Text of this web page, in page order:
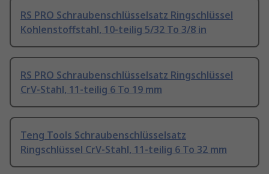
RS PRO Schraubenschlüsselsatz Ringschlüssel
Kohlenstoffstahl, 10-teilig 5/32 To 3/8 in
RS PRO Schraubenschlüsselsatz Ringschlüssel
CrV-Stahl, 11-teilig 6 To 19 mm
Teng Tools Schraubenschlüsselsatz
Ringschlüssel CrV-Stahl, 11-teilig 6 To 32 mm